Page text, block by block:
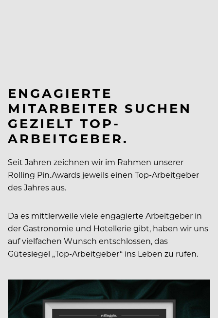
ENGAGIERTE
MITARBEITER SUCHEN
GEZIELT TOP-
ARBEITGEBER.
Seit Jahren zeichnen wir im Rahmen unserer
Rolling Pin.Awards jeweils einen Top-Arbeitgeber
des Jahres aus.
Da es mittlerweile viele engagierte Arbeitgeber in
der Gastronomie und Hotellerie gibt, haben wir uns
auf vielfachen Wunsch entschlossen, das
Gütesiegel „Top-Arbeitgeber“ ins Leben zu rufen.